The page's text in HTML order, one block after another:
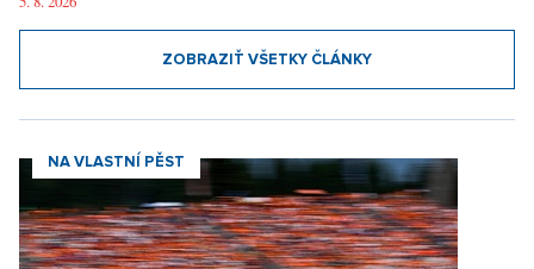
ZOBRAZIŤ VŠETKY ČLÁNKY
NA VLASTNÍ PĚST